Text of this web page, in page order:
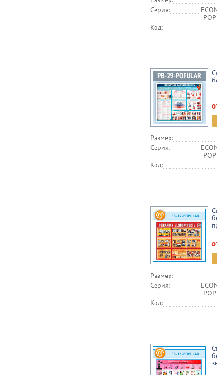
Серия:
Код:
Размер:
Серия:
Код:
Размер:
Серия:
Код: